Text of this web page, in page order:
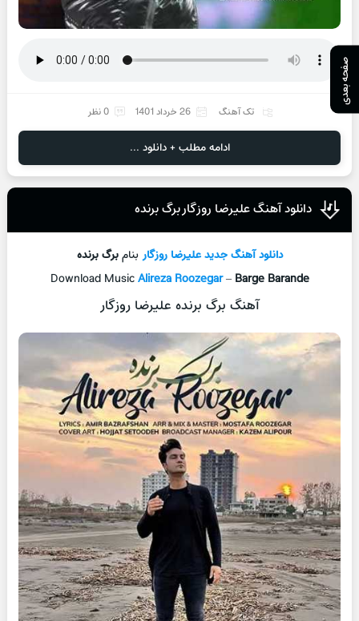
تک آهنگ 26 خرداد 1401 0 نظر
ادامه مطلب + دانلود ...
دانلود آهنگ علیرضا روزگار برگ برنده
دانلود آهنگ جدیدعلیرضا روزگاربنامبرگ برنده
Download MusicAlireza Roozegar– Barge Barande
آهنگ برگ برنده علیرضا روزگار
صفحه بعدی